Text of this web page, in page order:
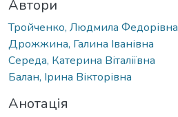
Автори
Тройченко, Людмила Федорівна
Дрожжина, Галина Іванівна
Середа, Катерина Віталіївна
Балан, Ірина Вікторівна
Анотація